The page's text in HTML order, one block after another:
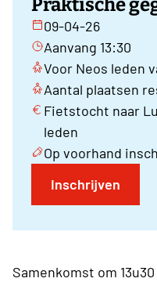
Praktische
09-04-26
Aanvang 13:30
Voor Neos leden
Aantal plaatsen
Fietstocht naar
leden
Op voorhand
Inschrijven
Samenkomst om